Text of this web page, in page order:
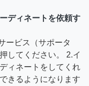
ディネートを依頼す
ービス（サポータ
してください。 2.イ
ィネートをしてくれ
きるようになります